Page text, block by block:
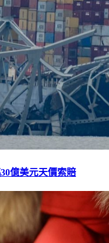
億美元天價索賠